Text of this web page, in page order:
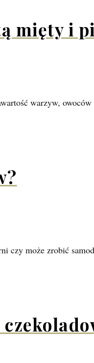
mięty i
warzyw,
czy może zrobić